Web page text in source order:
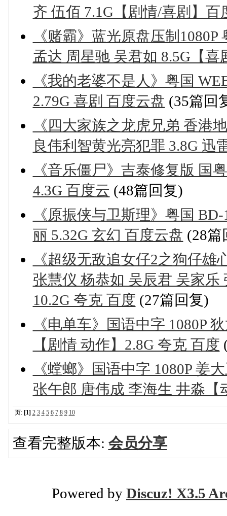
齐 伍佰 7.1G【剧情/喜剧】百
《赌霸》蓝光原盘压制
孟达 周星驰 吴君如 8.5G【喜
《我的老婆不是人》粤国
2.79G 喜剧 百度云盘 (35篇回
《四大家族之龙虎兄弟 香港
良伟利智黄光亮犯罪 3.8G 迅
《音乐僵尸》吉泰修复版 国
4.3G 百度云 (48篇回复)
《原振侠与卫斯理》粤国
丽 5.32G 玄幻 百度云盘 (28篇
《超级无敌追女仔2之狗仔雄
张慧仪 杨恭如 吴辰君 吴家
10.2G 夸克 百度 (27篇回复)
《电单车》国语中字 1080P
【剧情 动作】2.8G 夸克 百度
《螳螂》国语中字 1080P 姜
张午郎 唐伟成 李海生 井淼【
页: [1] 2 3 4 5 6 7 8 9 10
查看完整版本: 会员分享
Powered by Discuz! X3.5